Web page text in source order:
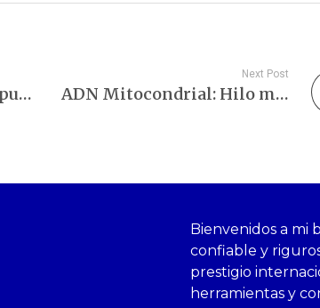
Una vía inmunitaria impulsa el envejecimiento cerebral.
Next Post
ADN Mitocondrial: Hilo materno en la evolución.
Bienvenidos a mi
confiable y
prestigio
herramientas y